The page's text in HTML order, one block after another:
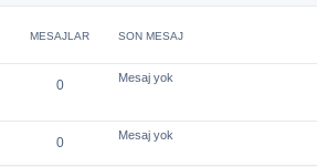
MESAJLAR SON MESAJ
0 Mesaj yok
0 Mesaj yok